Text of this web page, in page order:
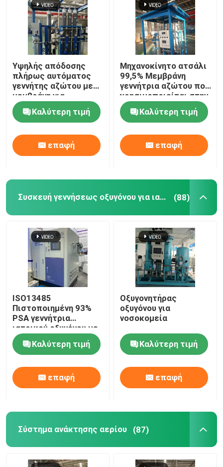
Υψηλής απόδοσης
πλήρως αυτόματος
γεννήτης αζώτου με
μεμβράνη για
πετροχημικές
Καλύτερη τιμή
επαφή
Μηχανοκίνητο ατσάλι
99,5% Μεμβράνη
γεννήτρια αζώτου που
χρησιμοποιείται στην
πετροχημική
βιομηχανία
Καλύτερη τιμή
επαφή
Συσκευή γεννήσεως οξυγόνου για ιατρική χρήση (88)
ISO13485
Πιστοποιημένη 93%
PSA γεννήτρια
ιατρικού οξυγόνου με
σταθμό πλήρωσης
Καλύτερη τιμή
επαφή
Οξυγονητήρας
οξυγόνου για
νοσοκομεία
Καλύτερη τιμή
επαφή
Σύστημα ανάκτησης αερίου (87)